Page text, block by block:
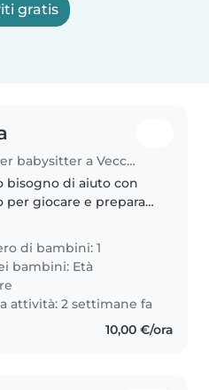
gratis
Lavoro per babysitter a Vecchiano-Nodica
bisogno di aiuto con
per giocare e preparare
di bambini: 1
bambini: Età
attività: 2 settimane fa
10,00 €/ora